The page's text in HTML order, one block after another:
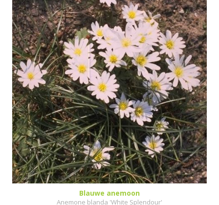
Blauwe anemoon
Anemone blanda 'White Splendour'